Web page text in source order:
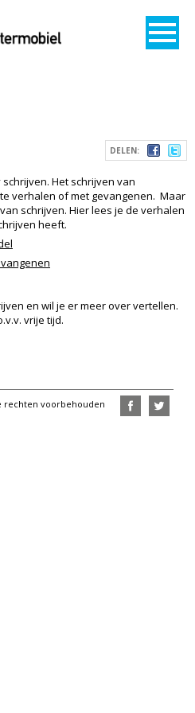
DELEN:
Het schrijven van
verhalen of met gevangenen. Maar
schrijven. Hier lees je de verhalen
heeft.
en wil je er meer over vertellen.
vrije tijd.
rechten voorbehouden